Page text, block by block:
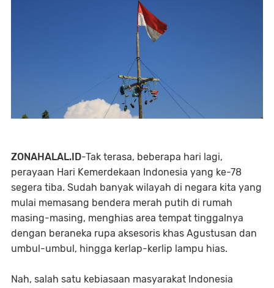
ZONAHALAL.ID-Tak terasa, beberapa hari lagi,
perayaan Hari Kemerdekaan Indonesia yang ke-78
segera tiba. Sudah banyak wilayah di negara kita yang
mulai memasang bendera merah putih di rumah
masing-masing, menghias area tempat tinggalnya
dengan beraneka rupa aksesoris khas Agustusan dan
umbul-umbul, hingga kerlap-kerlip lampu hias.
Nah, salah satu kebiasaan masyarakat Indonesia